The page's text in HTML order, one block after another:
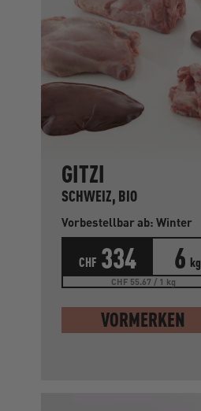
GITZI
SCHWEIZ, BIO
Vorbestellbar ab: Winter
CHF 334 6 kg
CHF 55.67 / 1 kg
VORMERKEN